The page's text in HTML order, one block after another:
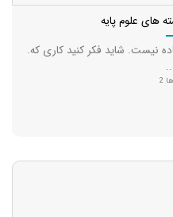
های علوم پایه
نیست. شاید فکر کنید کاری که.
2